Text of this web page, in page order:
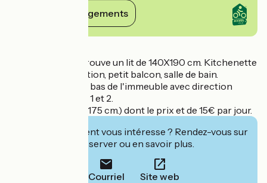
Voir ses engagements
Dans la pièce se trouve un lit de 140X190 cm. Kitchenette
avec plaque induction, petit balcon, salle de bain.
Le tramway est en bas de l'immeuble avec direction
aéroport terminal 1 et 2.
Parking (Hauteur 175 cm.) dont le prix et de 15€ par jour.
Cet établissement vous intéresse ? Rendez-vous sur
leur site pour réserver ou en savoir plus.
Courriel Site web